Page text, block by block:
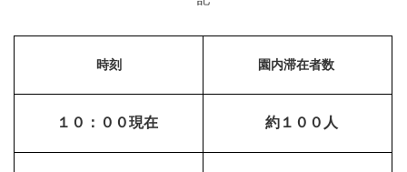
時刻 園内滞在者数
１０：００現在 約１００人